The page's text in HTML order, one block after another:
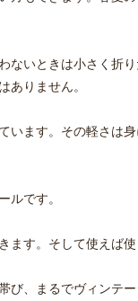
ないときは小さく折
ありません。
います。その軽さは
ルです。
ます。そして使えば
び、まるでヴィンテ